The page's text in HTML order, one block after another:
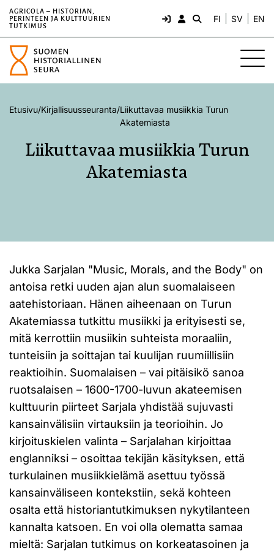
AGRICOLA – HISTORIAN,
PERINTEEN JA KULTTUURIEN
TUTKIMUS
FI SV EN
Etusivu/Kirjallisuusseuranta/Liikuttavaa musiikkia Turun
Akatemiasta
Liikuttavaa musiikkia Turun
Akatemiasta
Jukka Sarjalan "Music, Morals, and the Body" on
antoisa retki uuden ajan alun suomalaiseen
aatehistoriaan. Hänen aiheenaan on Turun
Akatemiassa tutkittu musiikki ja erityisesti se,
mitä kerrottiin musiikin suhteista moraaliin,
tunteisiin ja soittajan tai kuulijan ruumiillisiin
reaktioihin. Suomalaisen – vai pitäisikö sanoa
ruotsalaisen – 1600-1700-luvun akateemisen
kulttuurin piirteet Sarjala yhdistää sujuvasti
kansainvälisiin virtauksiin ja teorioihin. Jo
kirjoituskielen valinta – Sarjalahan kirjoittaa
englanniksi – osoittaa tekijän käsityksen, että
turkulainen musiikkielämä asettuu työssä
kansainväliseen kontekstiin, sekä kohteen
osalta että historiantutkimuksen nykytilanteen
kannalta katsoen. En voi olla olematta samaa
mieltä: Sarjalan tutkimus on korkeatasoinen ja